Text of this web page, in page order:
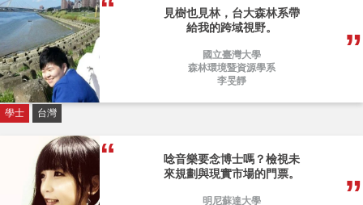
見樹也見林，台大森林系帶
給我的跨域視野。
國立臺灣大學
森林環境暨資源學系
李旻靜
學士 台灣
唸音樂要念博士嗎？檢視未
來規劃與現實市場的門票。
明尼蘇達大學